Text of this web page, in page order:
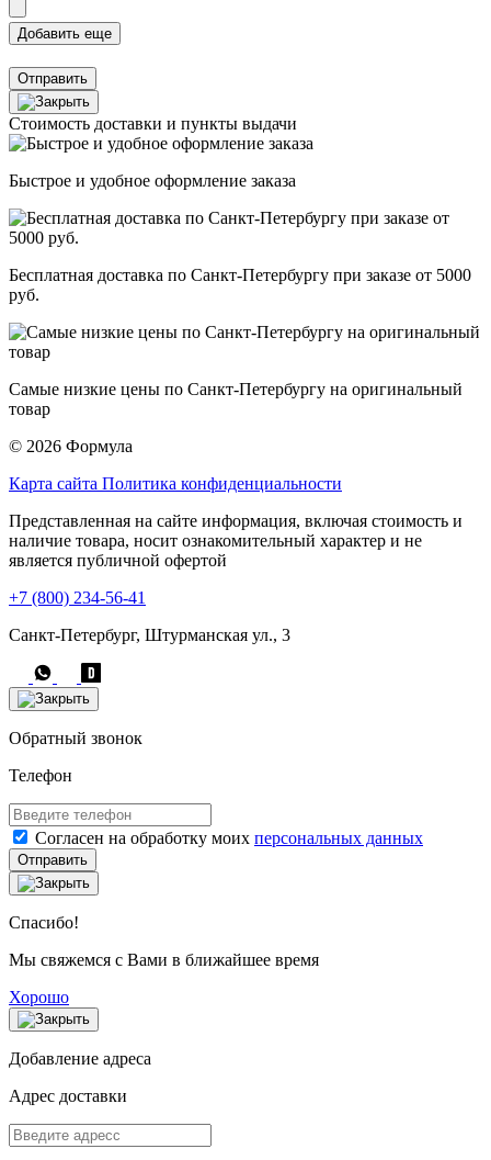
Отправить
Стоимость доставки и пункты выдачи
Быстрое и удобное оформление заказа
Бесплатная доставка по Санкт-Петербургу при заказе от 5000
руб.
Самые низкие цены по Санкт-Петербургу на оригинальный
товар
© 2026 Формула
Карта сайта Политика конфиденциальности
Представленная на сайте информация, включая стоимость и
наличие товара, носит ознакомительный характер и не
является публичной офертой
+7 (800) 234-56-41
Санкт-Петербург, Штурманская ул., 3
Обратный звонок
Телефон
Согласен на обработку моих персональных данных
Отправить
Спасибо!
Мы свяжемся с Вами в ближайшее время
Хорошо
Добавление адреса
Адрес доставки